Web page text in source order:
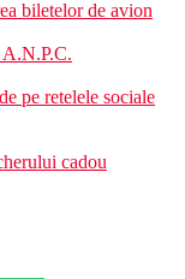
cost), tenis de
biletelor de avion
pe retelele sociale
cadou